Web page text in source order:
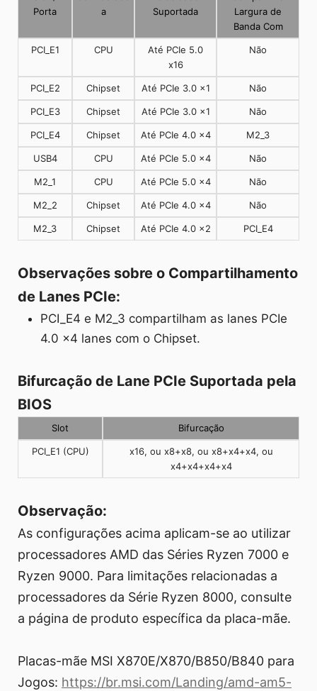
Porta
a
Suportada
Largura de
Banda Com
PCI_E1 CPU
Até PCIe 5.0
x16
Não
PCI_E2 Chipset Até PCIe 3.0 x1 Não
PCI_E3 Chipset Até PCIe 3.0 x1 Não
PCI_E4 Chipset Até PCIe 4.0 x4 M2_3
USB4 CPU Até PCIe 5.0 x4 Não
M2_1 CPU Até PCIe 5.0 x4 Não
M2_2 Chipset Até PCIe 4.0 x4 Não
M2_3 Chipset Até PCIe 4.0 x2 PCI_E4
Observações sobre o Compartilhamento
de Lanes PCIe:
PCI_E4 e M2_3 compartilham as lanes PCIe
4.0 x4 lanes com o Chipset.
Bifurcação de Lane PCIe Suportada pela
BIOS
Slot Bifurcação
PCI_E1 (CPU)
x16, ou x8+x8, ou x8+x4+x4, ou
x4+x4+x4+x4
Observação:
As configurações acima aplicam-se ao utilizar
processadores AMD das Séries Ryzen 7000 e
Ryzen 9000. Para limitações relacionadas a
processadores da Série Ryzen 8000, consulte
a página de produto específica da placa-mãe.
Placas-mãe MSI X870E/X870/B850/B840 para
Jogos: https://br.msi.com/Landing/amd-am5-